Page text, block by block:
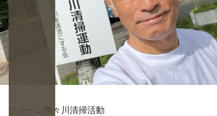
クリーン鴨々川清掃活動